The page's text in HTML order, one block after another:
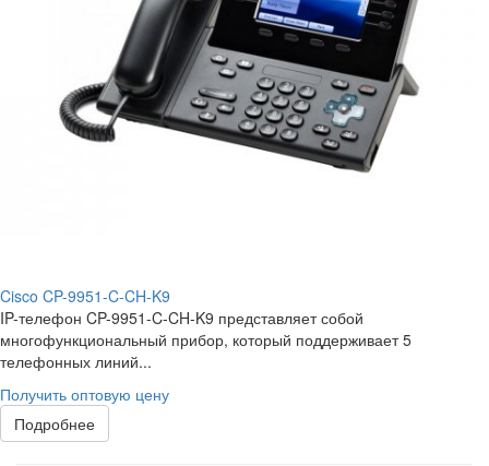
Cisco CP-9951-C-CH-K9
IP-телефон CP-9951-C-CH-K9 представляет собой
многофункциональный прибор, который поддерживает 5
телефонных линий...
Получить оптовую цену
Подробнее